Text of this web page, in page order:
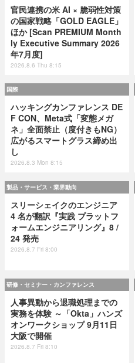
官民連携の米 AI × 脆弱性対策
の国家戦略「GOLD EAGLE」
ほか [Scan PREMIUM Month
ly Executive Summary 2026
年7月度]
2026.8.6 Thu 8:15
国際
ハッキングカンファレンス DE
F CON、Meta式「変態メガ
ネ」全面禁止（度付きもNG）
広がるスマートグラス締め出
し
2026.8.3 Mon 8:15
製品・サービス・業界動向
スリーシェイクのエンジニア
4 名が翻訳『実践 プラットフ
ォームエンジニアリング』8 /
24 発売
2026.8.7 Fri 8:00
研修・セミナー・カンファレンス
人事異動から退職処理までの
実務を体験 ～「Okta」ハンズ
オンワークショップ 9月11日
大阪で開催
2026.8.7 Fri 8:10